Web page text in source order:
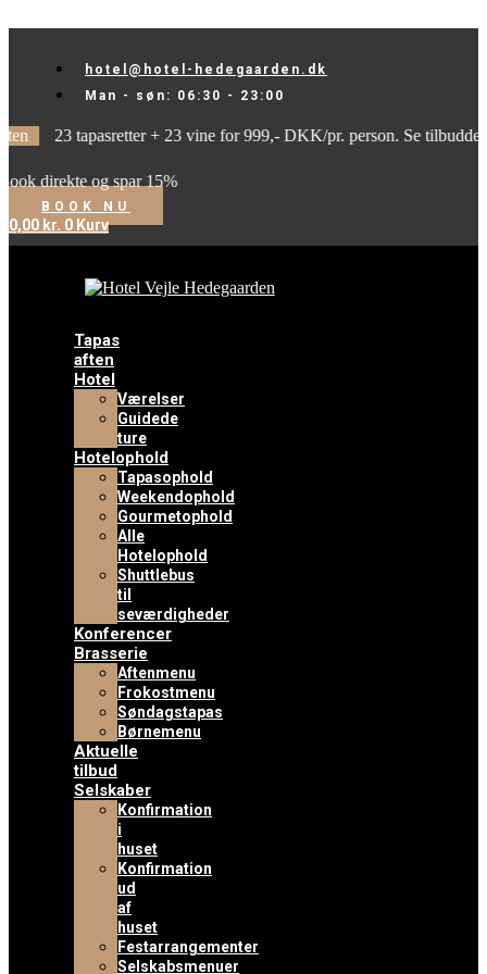
hotel@hotel-hedegaarden.dk
Man - søn: 06:30 - 23:00
+ 23 vine for 999,- DKK/pr. person. Se tilbuddet længere
spar 15%
BOOK NU
0,00 kr. 0 Kurv
Tapas
aften
Hotel
Værelser
Guidede
ture
Hotelophold
Tapasophold
Weekendophold
Gourmetophold
Alle
Hotelophold
Shuttlebus
til
seværdigheder
Konferencer
Brasserie
Aftenmenu
Frokostmenu
Søndagstapas
Børnemenu
Aktuelle
tilbud
Selskaber
Konfirmation
i
huset
Konfirmation
ud
af
huset
Festarrangementer
Selskabsmenuer